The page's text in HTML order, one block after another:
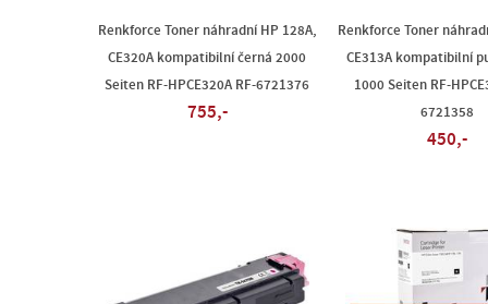
Renkforce Toner náhradní HP 128A,
CE320A kompatibilní černá 2000
Seiten RF-HPCE320A RF-6721376
755,-
Renkforce Toner
CE313A kompatibilní
1000 Seiten RF-
6721358
450,-